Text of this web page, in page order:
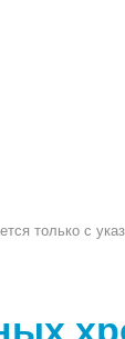
только с